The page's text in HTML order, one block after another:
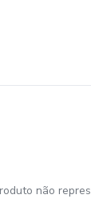
não